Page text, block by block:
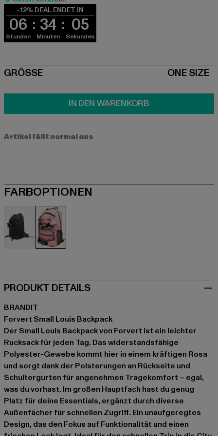
-12% DEAL ENDET IN
06
Stunden
34
Minuten
05
Sekunden
SIZE
GRÖSSE ONE SIZE
IN DEN WARENKORB
Artikel fällt normal aus
FARBOPTIONEN
PRODUKT DETAILS
BRANDIT
Forvert Small Louis Backpack
Der Small Louis Backpack von Forvert ist ein leichter
Rucksack für jeden Tag. Das widerstandsfähige
Polyester-Gewebe kommt hier in einem kräftigen Rosa
und sorgt dank der Polsterungen an Rückseite und
Schultergurten für angenehmen Tragekomfort – egal,
was du vorhast. Im großen Hauptfach hast du genug
Platz für deine Essentials, ergänzt durch diverse
Außenfächer für schnellen Zugriff. Ein unaufgeregtes
Design, das den Fokus auf Funktionalität und einen